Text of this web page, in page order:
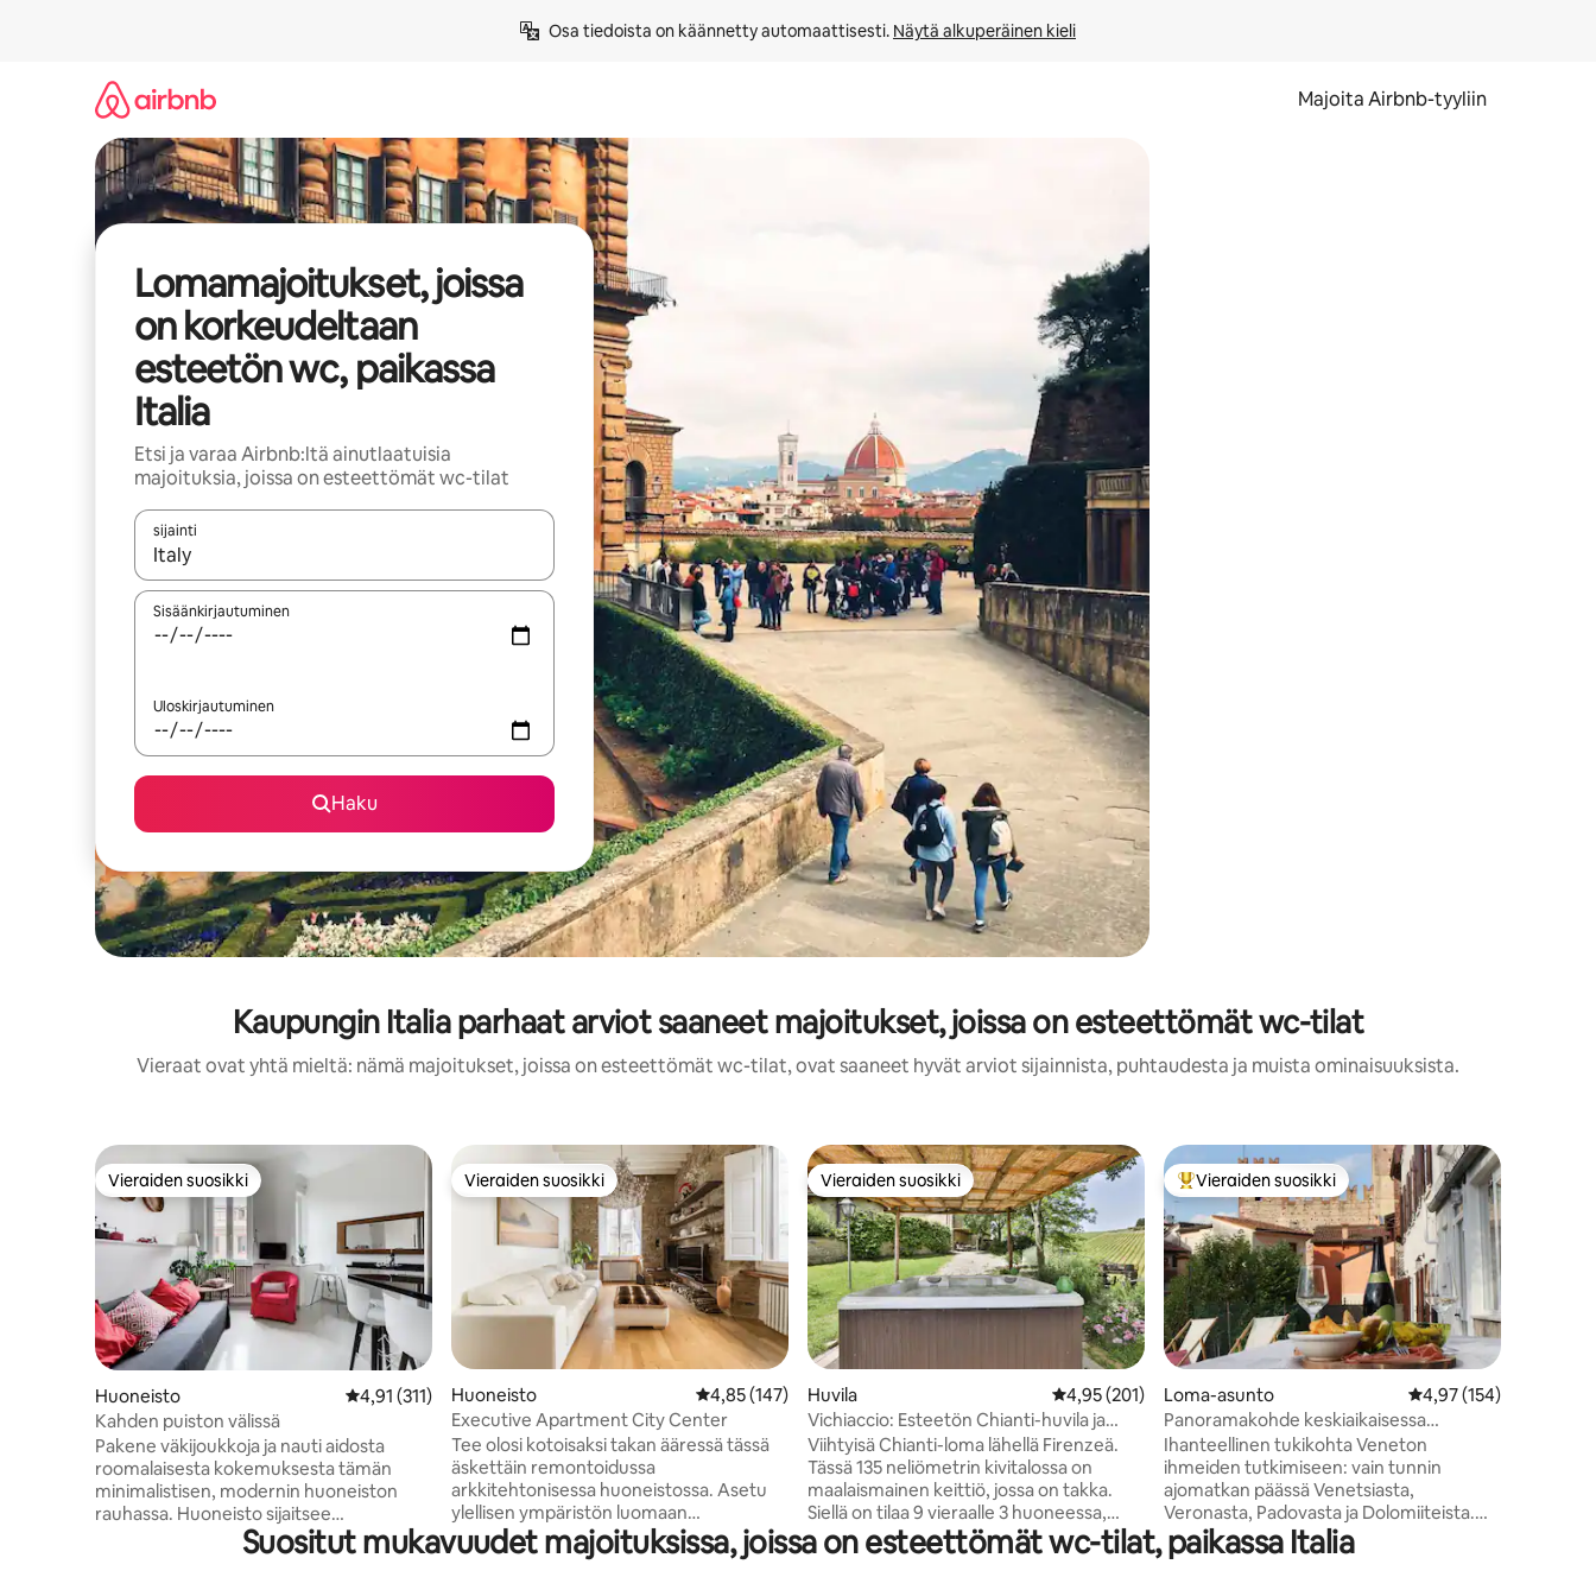
Osa tiedoista on käännetty automaattisesti. Näytä alkuperäinen kieli
Majoita Airbnb-tyyliin
Lomamajoitukset, joissa
on korkeudeltaan
esteetön wc, paikassa
Italia
Etsi ja varaa Airbnb:ltä ainutlaatuisia
majoituksia, joissa on esteettömät wc-tilat
sijainti
Kun tulokset ovat saatavilla, navigoi ylös- ja alas-nuolinäppäimillä tai tutustu koskettamalla tai pyyhkäisemällä.
Sisäänkirjautuminen
Uloskirjautuminen
Haku
Kaupungin Italia parhaat arviot saaneet majoitukset, joissa on esteettömät wc-tilat
Vieraat ovat yhtä mieltä: nämä majoitukset, joissa on esteettömät wc-tilat, ovat saaneet hyvät arviot sijainnista, puhtaudesta ja muista ominaisuuksista.
Vieraiden suosikki
Vieraiden suosikki
Huoneisto Keskimääräinen arvio 4,91/5, 311 arvostelua
4,91 (311)
Kahden puiston välissä
Pakene väkijoukkoja ja nauti aidosta
roomalaisesta kokemuksesta tämän
minimalistisen, modernin huoneiston
rauhassa. Huoneisto sijaitsee
rauhallisessa nurkassa, joka on sijoittunut
kaupungin upeiden Aurelianuksen
Vieraiden suosikki
Vieraiden suosikki
Huoneisto Keskimääräinen arvio 4,85/5, 147 arvostelua
4,85 (147)
Executive Apartment City Center
Tee olosi kotoisaksi takan ääressä tässä
äskettäin remontoidussa
arkkitehtonisessa huoneistossa. Asetu
ylellisen ympäristön luomaan
kohotettuun ympäristöön. Inspiroidu
paljaista, korkeista katoista, puulattioista,
Vieraiden suosikki
Vieraiden suosikki
Huvila Keskimääräinen arvio 4,95/5, 201 arvostelua
4,95 (201)
Vichiaccio: Esteetön Chianti-huvila ja
poreallas
Viihtyisä Chianti-loma lähellä Firenzeä.
Tässä 135 neliömetrin kivitalossa on
maalaismainen keittiö, jossa on takka.
Siellä on tilaa 9 vieraalle 3 huoneessa,
mutta 11 hengen ryhmille on saatavilla
myös neljäs makuuhuone. Pienemmät
Vieraiden suosikkien parhaimmistoa
Vieraiden suosikki
Loma-asunto Keskimääräinen arvio
4,97 (154)
Panoramakohde keskiaikaisessa
Marostican kaupungissa
Ihanteellinen tukikohta Veneton
ihmeiden tutkimiseen: vain tunnin
ajomatkan päässä Venetsiasta,
Veronasta, Padovasta ja Dolomiiteista.
Suuri, tyylikäs loma-asunto
virkistymiseen ja Marostican linnan
Suositut mukavuudet majoituksissa, joissa on esteettömät wc-tilat, paikassa Italia